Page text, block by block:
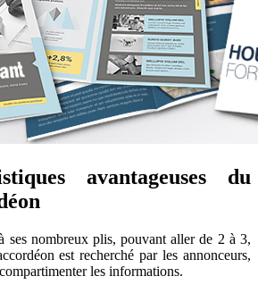
avantageuses du
ses nombreux plis, pouvant aller de 2 à 3,
est recherché par les annonceurs,
les informations.